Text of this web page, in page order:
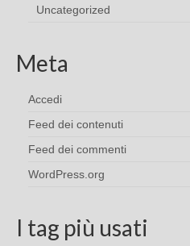
Uncategorized
Meta
Accedi
Feed dei contenuti
Feed dei commenti
WordPress.org
I tag più usati